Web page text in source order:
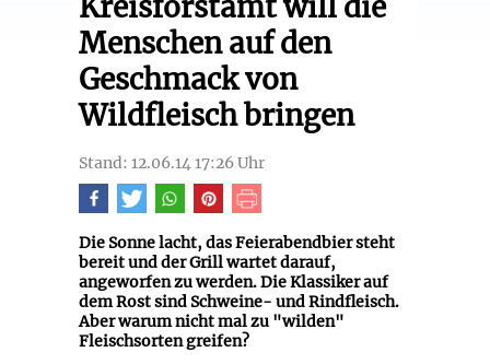
Kreisforstamt will die
Menschen auf den
Geschmack von
Wildfleisch bringen
Stand: 12.06.14 17:26 Uhr
Die Sonne lacht, das Feierabendbier steht
bereit und der Grill wartet darauf,
angeworfen zu werden. Die Klassiker auf
dem Rost sind Schweine- und Rindfleisch.
Aber warum nicht mal zu "wilden"
Fleischsorten greifen?